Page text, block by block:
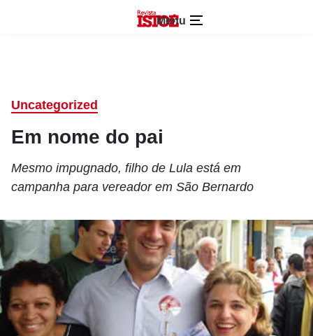
Menu
Uncategorized
Em nome do pai
Mesmo impugnado, filho de Lula está em
campanha para vereador em São Bernardo